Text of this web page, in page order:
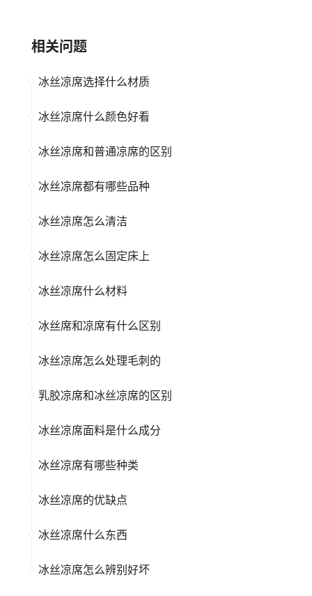
相关问题
冰丝凉席选择什么材质
冰丝凉席什么颜色好看
冰丝凉席和普通凉席的区别
冰丝凉席都有哪些品种
冰丝凉席怎么清洁
冰丝凉席怎么固定床上
冰丝凉席什么材料
冰丝席和凉席有什么区别
冰丝凉席怎么处理毛刺的
乳胶凉席和冰丝凉席的区别
冰丝凉席面料是什么成分
冰丝凉席有哪些种类
冰丝凉席的优缺点
冰丝凉席什么东西
冰丝凉席怎么辨别好坏